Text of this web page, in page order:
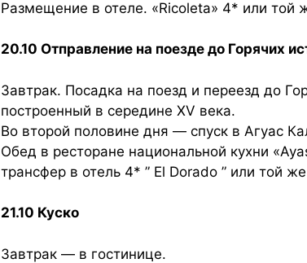
Размещение в отеле. «Ricoleta» 4* или той
20.10 Отправление на поезде до Горячих
Завтрак. Посадка на поезд и переезд до
построенный в середине XV века.
Во второй половине дня — спуск в Агуас
Oбед в ресторане национальной кухни
трансфер в отель 4* ” El Dorado ” или той
21.10 Куско
Завтрак — в гостинице.